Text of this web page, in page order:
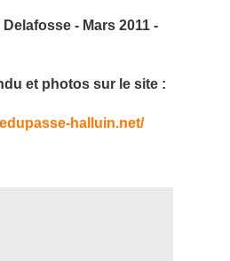
- Mars 2011 -
et photos sur le site :
halluin.net/